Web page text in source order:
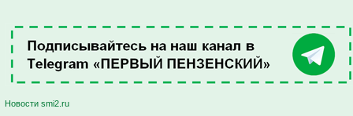
Новости smi2.ru